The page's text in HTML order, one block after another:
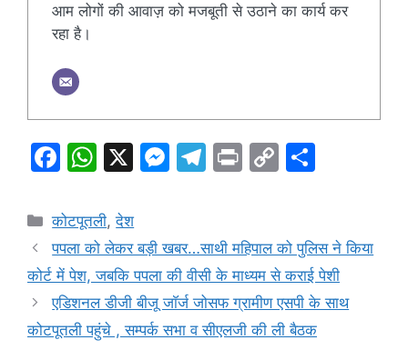
आम लोगों की आवाज़ को मजबूती से उठाने का कार्य कर
रहा है।
F
c
e
b
o
o
W
at
s
A
p
p
X
M
s
e
n
g
T
gr
a
m
Pr C
y
Li
n
k
e
Categories
कोटपूतली,देश
पपला को लेकर बड़ी खबर…साथी महिपाल को पुलिस ने किया
कोर्ट में पेश, जबकि पपला की वीसी के माध्यम से कराई पेशी
एडिशनल डीजी बीजू जाॅर्ज जोसफ ग्रामीण एसपी के साथ
कोटपूतली पहुंचे , सम्पर्क सभा व सीएलजी की ली बैठक